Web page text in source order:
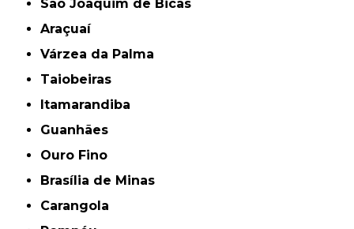
São Joaquim de Bicas
Araçuaí
Várzea da Palma
Taiobeiras
Itamarandiba
Guanhães
Ouro Fino
Brasília de Minas
Carangola